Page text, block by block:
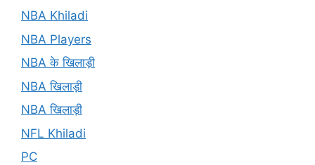
NBA Khiladi
NBA Players
NBA के खिलाड़ी
NBA खिलाड़ी
NBA खिलाड़ी
NFL Khiladi
PC